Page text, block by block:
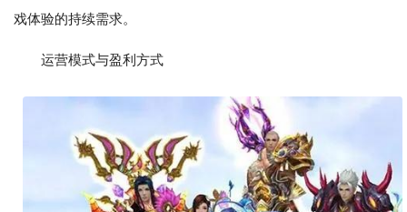
戏体验的持续需求。
运营模式与盈利方式